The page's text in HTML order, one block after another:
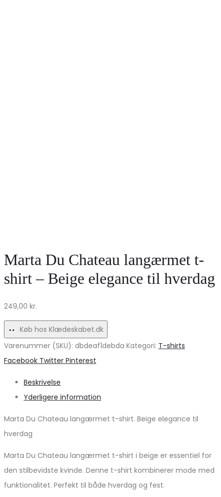
Marta Du Chateau langærmet t-
shirt – Beige elegance til hverdag
249,00 kr.
Køb hos Klædeskabet.dk
Varenummer (SKU): dbdeaf1debda Kategori: T-shirts
Share
Facebook Twitter Pinterest
Beskrivelse
Yderligere information
Marta Du Chateau langærmet t-shirt. Beige elegance til
hverdag
Marta Du Chateau langærmet t-shirt i beige er essentiel for
den stilbevidste kvinde. Denne t-shirt kombinerer mode med
funktionalitet. Perfekt til både hverdag og fest.